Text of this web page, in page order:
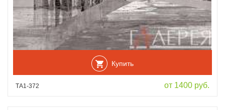
Купить
ТА1-372 от 1400 руб.